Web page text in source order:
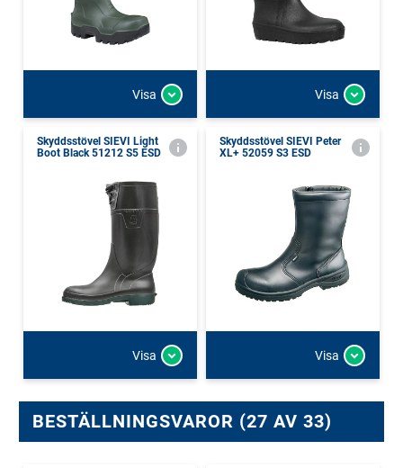
Visa Visa
Skyddsstövel SIEVI Light
Boot Black 51212 S5 ESD
Visa
Skyddsstövel SIEVI Peter
XL+ 52059 S3 ESD
Visa
BESTÄLLNINGSVAROR (27 AV 33)